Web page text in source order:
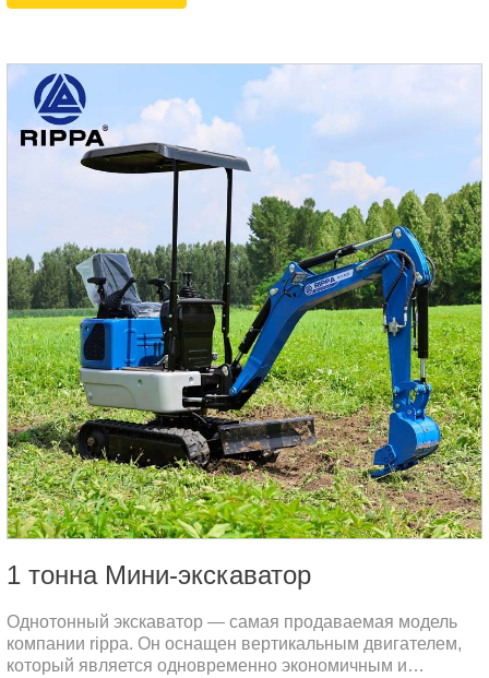
1 тонна Мини-экскаватор
Однотонный экскаватор — самая продаваемая модель
компании rippa. Он оснащен вертикальным двигателем,
который является одновременно экономичным и